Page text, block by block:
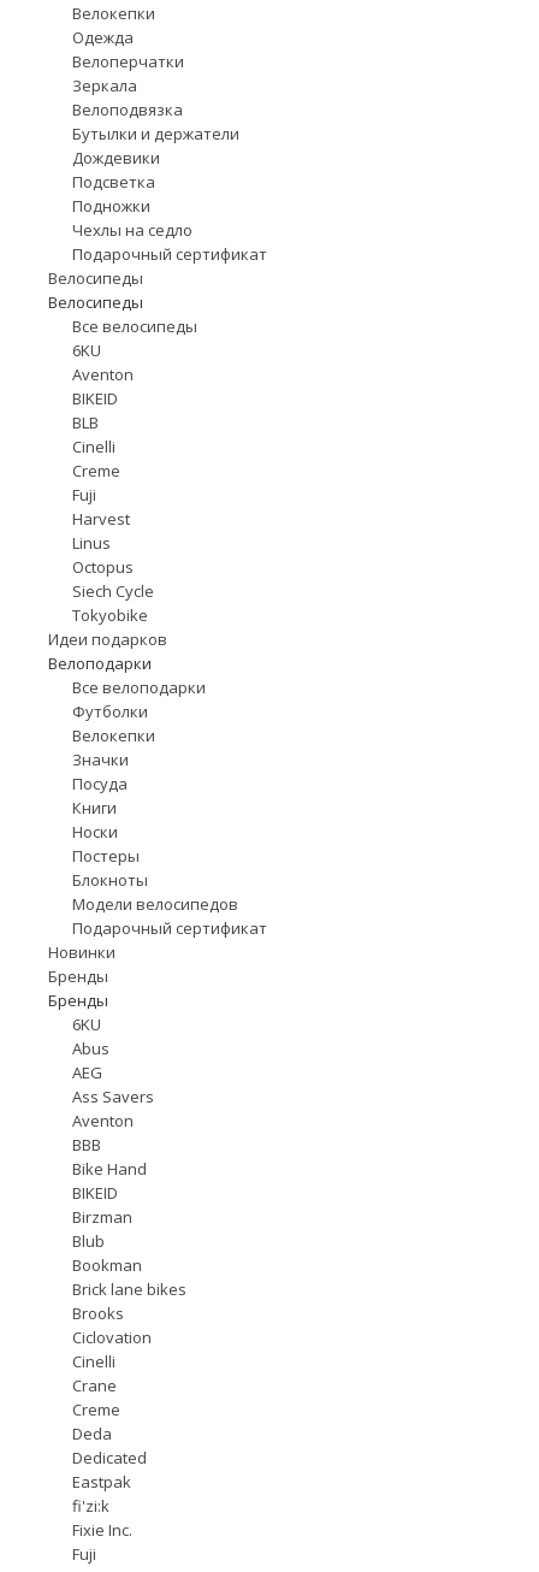
Велокепки
Одежда
Велоперчатки
Зеркала
Велоподвязка
Бутылки и держатели
Дождевики
Подсветка
Подножки
Чехлы на седло
Подарочный сертификат
Велосипеды
Велосипеды
Все велосипеды
6KU
Aventon
BIKEID
BLB
Cinelli
Creme
Fuji
Harvest
Linus
Octopus
Siech Cycle
Tokyobike
Идеи подарков
Велоподарки
Все велоподарки
Футболки
Велокепки
Значки
Посуда
Книги
Носки
Постеры
Блокноты
Модели велосипедов
Подарочный сертификат
Новинки
Бренды
Бренды
6KU
Abus
AEG
Ass Savers
Aventon
BBB
Bike Hand
BIKEID
Birzman
Blub
Bookman
Brick lane bikes
Brooks
Ciclovation
Cinelli
Crane
Creme
Deda
Dedicated
Eastpak
fi'zi:k
Fixie Inc.
Fuji